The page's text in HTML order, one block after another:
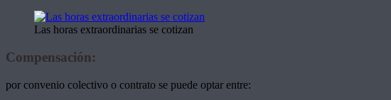
Las horas extraordinarias se cotizan
Compensación:
por convenio colectivo o contrato se puede optar entre: